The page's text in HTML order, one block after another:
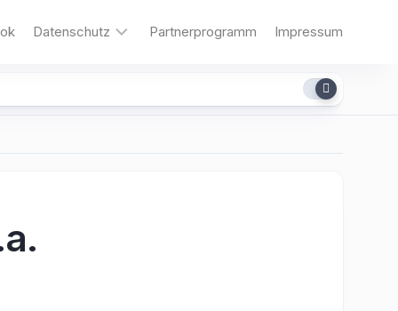
Datenschutz Partnerprogramm Impressum